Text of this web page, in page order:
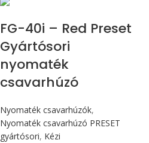
FG-40i – Red Preset
Gyártósori
nyomaték
csavarhúzó
Nyomaték csavarhúzók,
Nyomaték csavarhúzó PRESET
gyártósori, Kézi